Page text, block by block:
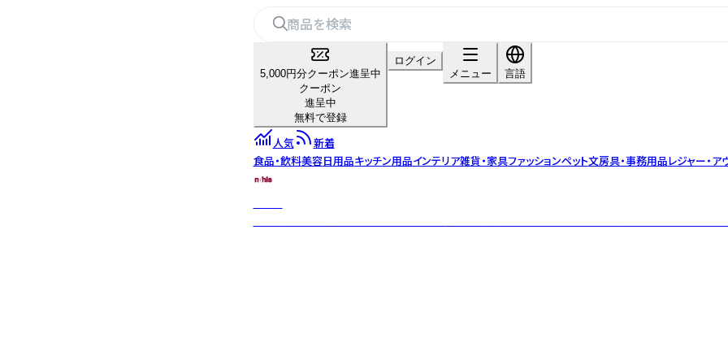
5,000円分クーポン進呈中
クーポン
進呈中
無料で登録
ログイン
メニュー
言語
人気
新着
食品・飲料美容日用品キッチン用品インテリア雑貨・家具ファッションペット文房具・事務用品レジャー・ア